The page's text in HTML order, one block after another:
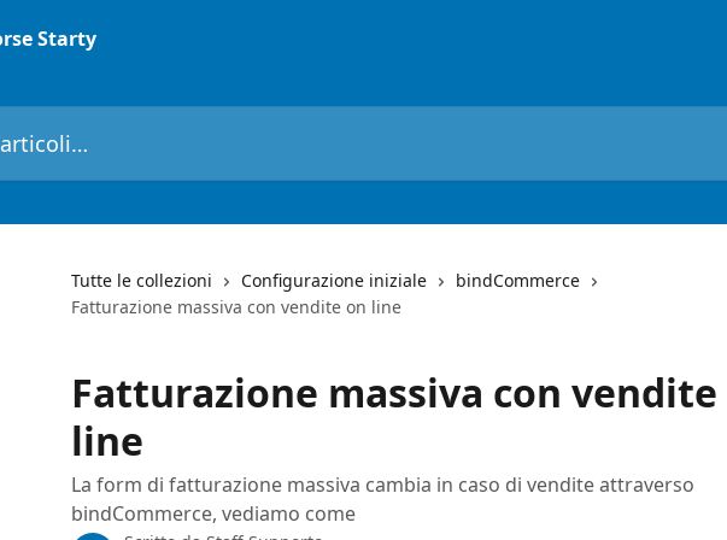
Tutte le collezioni Configurazione iniziale
bindCommerce
Fatturazione massiva con vendite on line
Fatturazione massiva con
line
La form di fatturazione massiva cambia in caso di vendite attraverso
bindCommerce, vediamo come